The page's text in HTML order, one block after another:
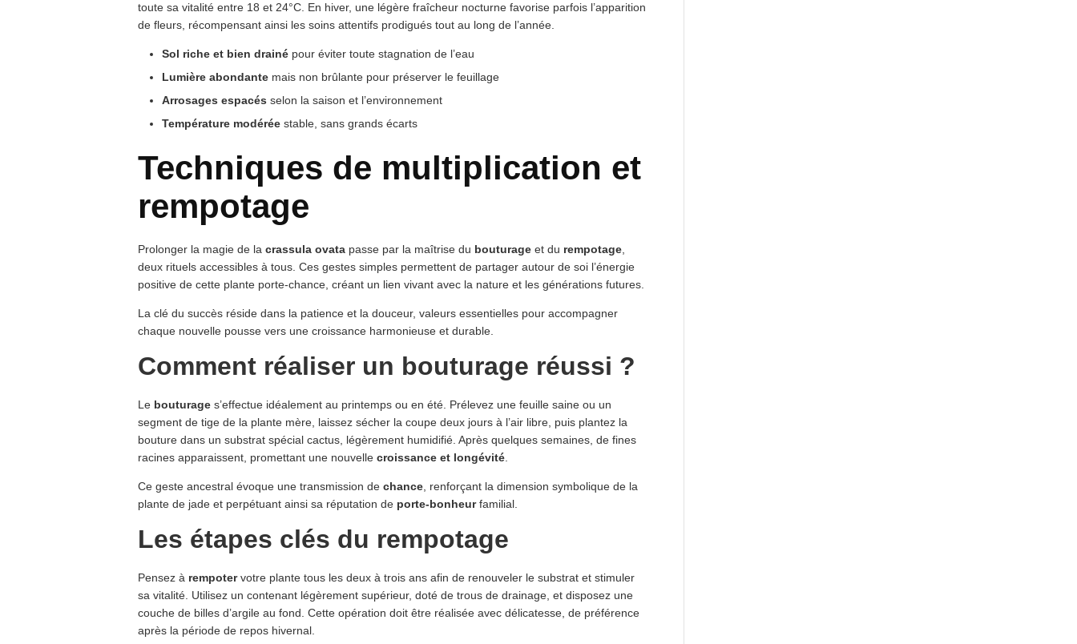
toute sa vitalité entre 18 et 24°C. En hiver, une légère fraîcheur nocturne favorise parfois l’apparition
de fleurs, récompensant ainsi les soins attentifs prodigués tout au long de l’année.
Sol riche et bien drainé pour éviter toute stagnation de l’eau
Lumière abondante mais non brûlante pour préserver le feuillage
Arrosages espacés selon la saison et l’environnement
Température modérée stable, sans grands écarts
Techniques de multiplication et
rempotage
Prolonger la magie de la crassula ovata passe par la maîtrise du bouturage et du rempotage,
deux rituels accessibles à tous. Ces gestes simples permettent de partager autour de soi l’énergie
positive de cette plante porte-chance, créant un lien vivant avec la nature et les générations futures.
La clé du succès réside dans la patience et la douceur, valeurs essentielles pour accompagner
chaque nouvelle pousse vers une croissance harmonieuse et durable.
Comment réaliser un bouturage réussi ?
Le bouturage s’effectue idéalement au printemps ou en été. Prélevez une feuille saine ou un
segment de tige de la plante mère, laissez sécher la coupe deux jours à l’air libre, puis plantez la
bouture dans un substrat spécial cactus, légèrement humidifié. Après quelques semaines, de fines
racines apparaissent, promettant une nouvelle croissance et longévité.
Ce geste ancestral évoque une transmission de chance, renforçant la dimension symbolique de la
plante de jade et perpétuant ainsi sa réputation de porte-bonheurfamilial.
Les étapes clés du rempotage
Pensez à rempotervotre plante tous les deux à trois ans afin de renouveler le substrat et stimuler
sa vitalité. Utilisez un contenant légèrement supérieur, doté de trous de drainage, et disposez une
couche de billes d’argile au fond. Cette opération doit être réalisée avec délicatesse, de préférence
après la période de repos hivernal.